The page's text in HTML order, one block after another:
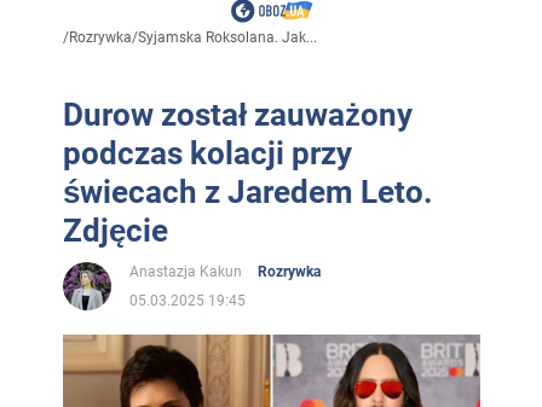
/Rozrywka/Syjamska Roksolana. Jak...
Durow został zauważony
podczas kolacji przy
świecach z Jaredem Leto.
Zdjęcie
Anastazja Kakun
Rozrywka
05.03.2025 19:45